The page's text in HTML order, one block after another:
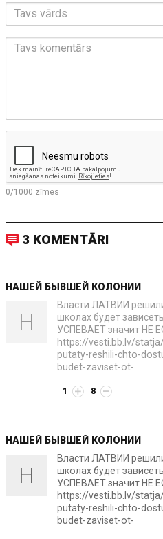
0/1000 zīmes
3 KOMENTĀRI
НАШЕЙ БЫВШЕЙ КОЛОНИИ
Н
Власти ЛАТВИИ
школах будет
УСПЕВАЕТ значит НЕ
https://vesti.bb.lv/
putaty-reshili-chto-
budet-zaviset-ot-
1 8
НАШЕЙ БЫВШЕЙ КОЛОНИИ
Н
Власти ЛАТВИИ
школах будет
УСПЕВАЕТ значит НЕ
https://vesti.bb.lv/
putaty-reshili-chto-
budet-zaviset-ot-